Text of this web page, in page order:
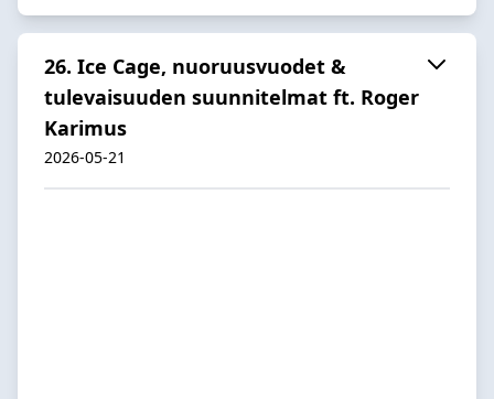
26. Ice Cage, nuoruusvuodet &
tulevaisuuden suunnitelmat ft. Roger
Karimus
2026-05-21